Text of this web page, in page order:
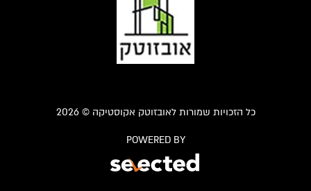
כל הזכויות שמורות לאובזוטק אקוסטיקה © 2026
POWERED BY